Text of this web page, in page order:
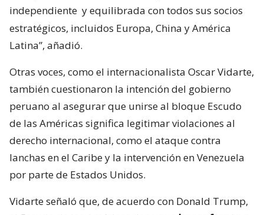
independiente y equilibrada con todos sus socios
estratégicos, incluidos Europa, China y América
Latina”, añadió.
Otras voces, como el internacionalista Oscar Vidarte,
también cuestionaron la intención del gobierno
peruano al asegurar que unirse al bloque Escudo
de las Américas significa legitimar violaciones al
derecho internacional, como el ataque contra
lanchas en el Caribe y la intervención en Venezuela
por parte de Estados Unidos.
Vidarte señaló que, de acuerdo con Donald Trump,